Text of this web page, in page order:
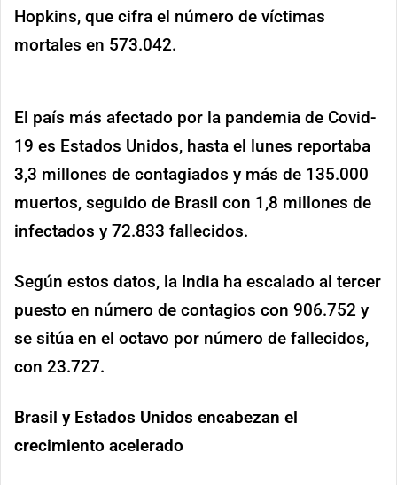
Hopkins, que cifra el número de víctimas
mortales en 573.042.
El país más afectado por la pandemia de Covid-
19 es Estados Unidos, hasta el lunes reportaba
3,3 millones de contagiados y más de 135.000
muertos, seguido de Brasil con 1,8 millones de
infectados y 72.833 fallecidos.
Según estos datos, la India ha escalado al tercer
puesto en número de contagios con 906.752 y
se sitúa en el octavo por número de fallecidos,
con 23.727.
Brasil y Estados Unidos encabezan el
crecimiento acelerado